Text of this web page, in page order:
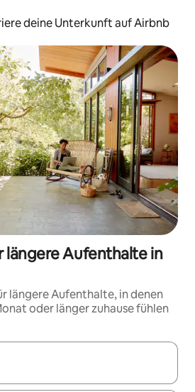
deine Unterkunft auf Airbnb
Aufenthalte in
längere Aufenthalte, in denen
oder länger zuhause fühlen
sind, navigiere mit den